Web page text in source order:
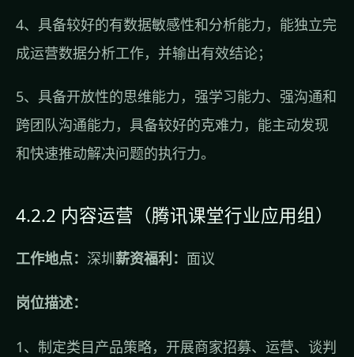
4、具备较好的有数据敏感性和分析能力，能独立完
成运营数据分析工作，并输出有效结论；
5、具备开放性的思维能力，强学习能力、强沟通和
跨团队沟通能力，具备较好的克难力，能主动发现
和快速推动解决问题的执行力。
4.2.2 内容运营（腾讯课堂行业应用组）
工作地点： 深圳薪资福利： 面议
岗位描述：
1、制定类目产品策略，开展商家招募、运营、谈判